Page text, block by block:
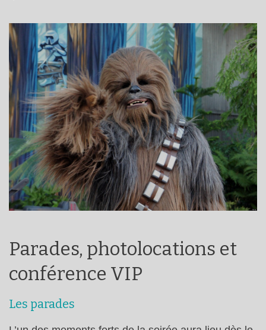
Parades, photolocations et
conférence VIP
Les parades